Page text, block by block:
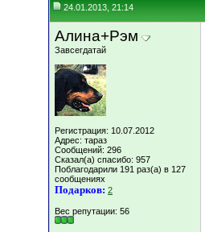
24.01.2013, 21:14
Алина+Рэм
Завсегдатай
Регистрация: 10.07.2012
Адрес: тараз
Сообщений: 296
Сказал(а) спасибо: 957
Поблагодарили 191 раз(а) в 127
сообщениях
Подарков: 2
Вес репутации: 56